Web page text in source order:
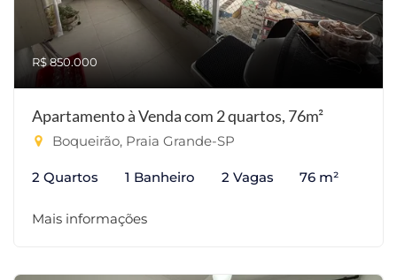
R$ 850.000
Apartamento à Venda com 2 quartos, 76m²
Boqueirão, Praia Grande-SP
2 Quartos 1 Banheiro 2 Vagas 76 m²
Mais informações